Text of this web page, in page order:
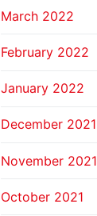
March 2022
February 2022
January 2022
December 2021
November 2021
October 2021